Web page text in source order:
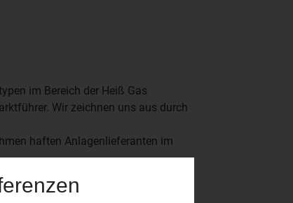
im Bereich der Heiß Gas
Wir zeichnen uns aus durch
haften Anlagenlieferanten im